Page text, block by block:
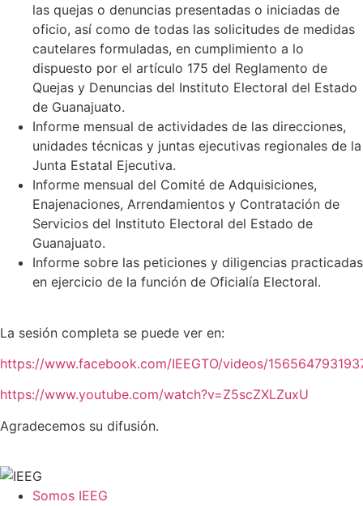
las quejas o denuncias presentadas o iniciadas de
oficio, así como de todas las solicitudes de medidas
cautelares formuladas, en cumplimiento a lo
dispuesto por el artículo 175 del Reglamento de
Quejas y Denuncias del Instituto Electoral del Estado
de Guanajuato.
Informe mensual de actividades de las direcciones,
unidades técnicas y juntas ejecutivas regionales de la
Junta Estatal Ejecutiva.
Informe mensual del Comité de Adquisiciones,
Enajenaciones, Arrendamientos y Contratación de
Servicios del Instituto Electoral del Estado de
Guanajuato.
Informe sobre las peticiones y diligencias practicadas
en ejercicio de la función de Oficialía Electoral.
La sesión completa se puede ver en:
https://www.facebook.com/IEEGTO/videos/
https://www.youtube.com/watch?v=Z5scZXLZuxU
Agradecemos su difusión.
Somos IEEG